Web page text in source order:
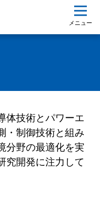
メニュー
体技術とパワーエ
・制御技術と組み
分野の最適化を実
究開発に注力して